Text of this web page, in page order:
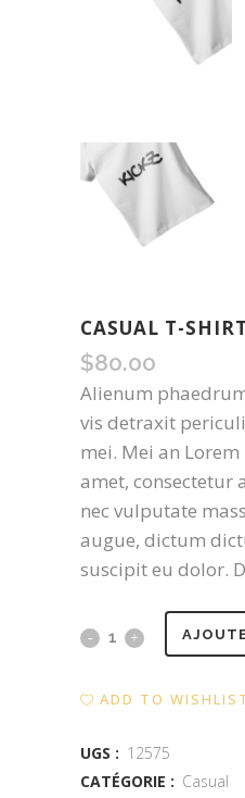
CASUAL T-SHIRT
$80.00
Alienum
vis detraxit
mei. Mei an
amet, consectetur
nec vulputate
augue, dictum
suscipit eu dolor.
Casual
quantity
ADD TO
UGS : 12575
CATÉGORIE : Casual